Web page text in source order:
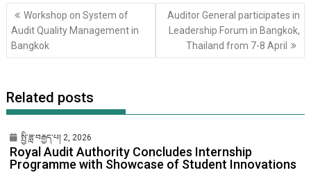
Post
གི་
འགྲུལ་
ལམ།
Workshop on System of
Audit Quality Management in
Bangkok
Auditor General participates in
Leadership Forum in Bangkok,
Thailand from 7-8 April
Related posts
སྤྱི་ཟླ་བརྒྱད་པ། 2, 2026
Royal Audit Authority Concludes Internship
Programme with Showcase of Student Innovations